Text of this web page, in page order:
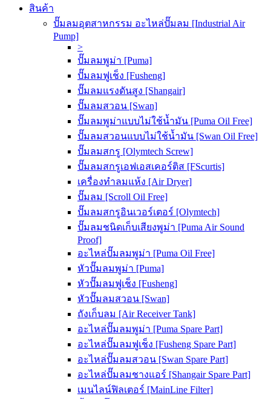
สินค้า
ปั๊มลมอุตสาหกรรม อะไหล่ปั๊มลม [Industrial Air
Pump]
>
ปั๊มลมพูม่า [Puma]
ปั๊มลมฟูเช็ง [Fusheng]
ปั๊มลมแรงดันสูง [Shangair]
ปั๊มลมสวอน [Swan]
ปั๊มลมพูม่าแบบไม่ใช้น้ำมัน [Puma Oil Free]
ปั๊มลมสวอนแบบไม่ใช้น้ำมัน [Swan Oil Free]
ปั๊มลมสกรู [Olymtech Screw]
ปั๊มลมสกรูเอฟเอสเคอร์ติส [FScurtis]
เครื่องทำลมแห้ง [Air Dryer]
ปั๊มลม [Scroll Oil Free]
ปั๊มลมสกรูอินเวอร์เตอร์ [Olymtech]
ปั๊มลมชนิดเก็บเสียงพูม่า [Puma Air Sound
Proof]
อะไหล่ปั๊มลมพูม่า [Puma Oil Free]
หัวปั๊มลมพูม่า [Puma]
หัวปั๊มลมฟูเช็ง [Fusheng]
หัวปั๊มลมสวอน [Swan]
ถังเก็บลม [Air Receiver Tank]
อะไหล่ปั๊มลมพูม่า [Puma Spare Part]
อะไหล่ปั๊มลมฟูเช็ง [Fusheng Spare Part]
อะไหล่ปั๊มลมสวอน [Swan Spare Part]
อะไหล่ปั๊มลมชางแอร์ [Shangair Spare Part]
เมนไลน์ฟิลเตอร์ [MainLine Filter]